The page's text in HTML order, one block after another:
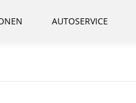
AUTOSERVICE